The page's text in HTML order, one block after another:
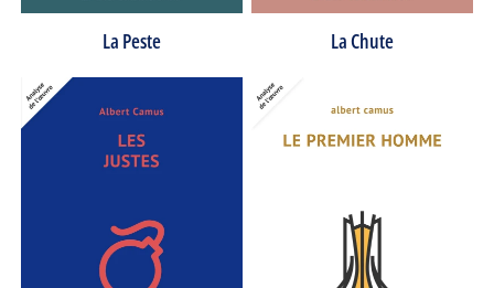
La Peste La Chute